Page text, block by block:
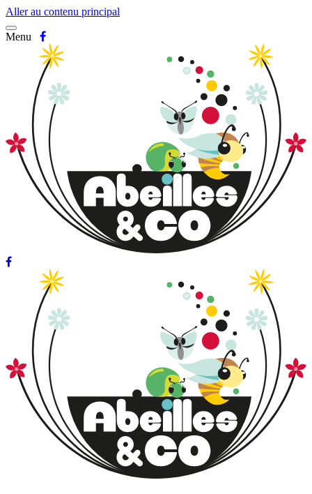
Aller au contenu principal
Menu